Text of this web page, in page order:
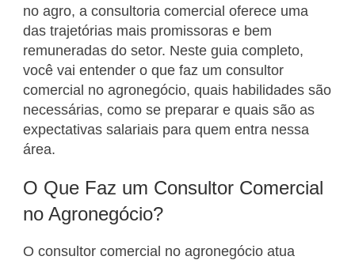
no agro, a consultoria comercial oferece uma
das trajetórias mais promissoras e bem
remuneradas do setor. Neste guia completo,
você vai entender o que faz um consultor
comercial no agronegócio, quais habilidades são
necessárias, como se preparar e quais são as
expectativas salariais para quem entra nessa
área.
O Que Faz um Consultor Comercial
no Agronegócio?
O consultor comercial no agronegócio atua